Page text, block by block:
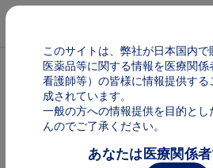
メイン
パンくず
加齢黄斑変性（AMD）
ベオビュ 加齢黄斑変
このサイトは、弊社が日本国内
医薬品等に関する情報を医療関係
看護師等）の皆様に情報提供す
成されています。
一般の方への情報提供を目的と
んのでご了承ください。
あなたは医療関係